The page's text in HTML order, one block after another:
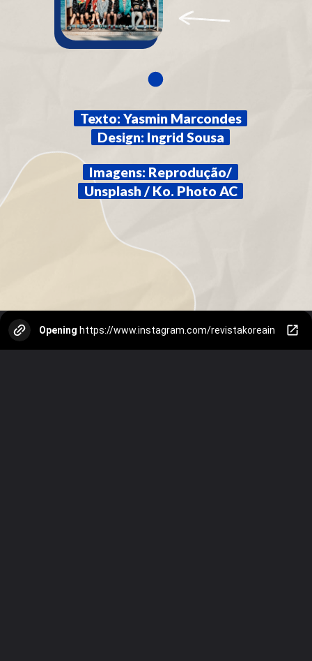
Texto: Yasmin Marcondes
Design: Ingrid Sousa
Texto: Yasmin Marcondes
Design: Ingrid Sousa
Imagens: Reprodução/
Unsplash / Ko. Photo AC
Imagens: Reprodução/
Unsplash / Ko. Photo AC
Opening https://www.instagram.com/revistakoreain